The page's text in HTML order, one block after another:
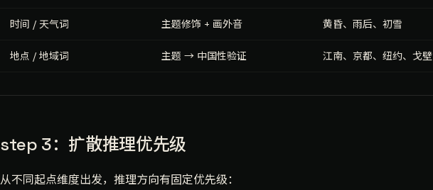
时间 / 天气词 主题修饰 + 画外音 黄昏、雨后、初雪
地点 / 地域词 主题 → 中国性验证 江南、京都、纽约、戈壁
step 3：扩散推理优先级
从不同起点维度出发，推理方向有固定优先级：